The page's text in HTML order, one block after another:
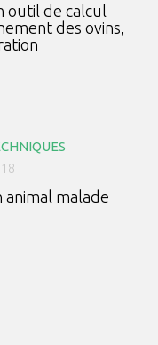
outil de calcul
des ovins,
animal malade